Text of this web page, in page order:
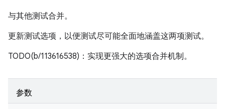
与其他测试合并。
更新测试选项，以便测试尽可能全面地涵盖这两项测试。
TODO(b/113616538)：实现更强大的选项合并机制。
参数